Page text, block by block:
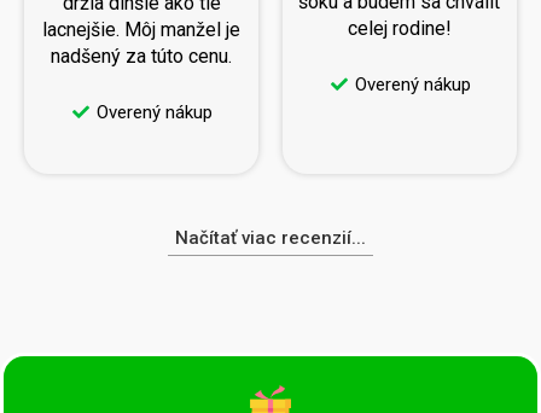
lacnejšie. Môj manžel je
nadšený za túto cenu.
Overený nákup
celej rodine!
Overený nákup
Načítať viac recenzií...